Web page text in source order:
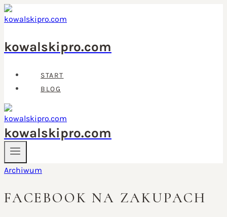
Przejdź
do
kowalskipro.com
START
BLOG
kowalskipro.com
Archiwum
FACEBOOK NA ZAKUPACH